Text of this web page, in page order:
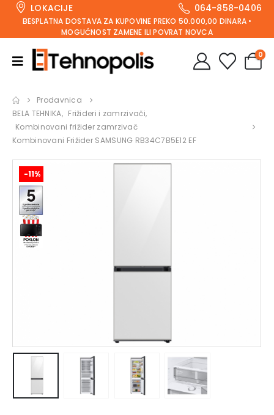
LOKACIJE 064-858-0406
BESPLATNA DOSTAVA ZA KUPOVINE PREKO 50.000,00 DINARA •
MOGUĆNOST ZAMENE ILI POVRAT NOVCA
0
Prodavnica
BELA TEHNIKA, Frižideri i zamrzivači,
Kombinovani frižider zamrzivač
Kombinovani Frižider SAMSUNG RB34C7B5E12 EF
-11%